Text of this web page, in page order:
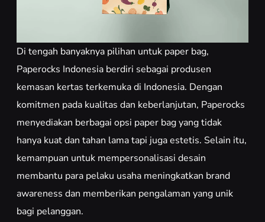
Di tengah banyaknya pilihan untuk paper bag,
Paperocks Indonesia berdiri sebagai produsen
kemasan kertas terkemuka di Indonesia. Dengan
komitmen pada kualitas dan keberlanjutan, Paperocks
menyediakan berbagai opsi paper bag yang tidak
hanya kuat dan tahan lama tapi juga estetis. Selain itu,
kemampuan untuk mempersonalisasi desain
membantu para pelaku usaha meningkatkan brand
awareness dan memberikan pengalaman yang unik
bagi pelanggan.